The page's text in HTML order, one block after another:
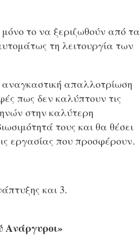
το να ξεριζωθούν από τα
τη λειτουργία των
αναγκαστική απαλλοτρίωση
πως δεν καλύπτουν τις
στην καλύτερη
τους και θα θέσει
εργασίας που προσφέρουν.
και 3.
Ανάργυροι»